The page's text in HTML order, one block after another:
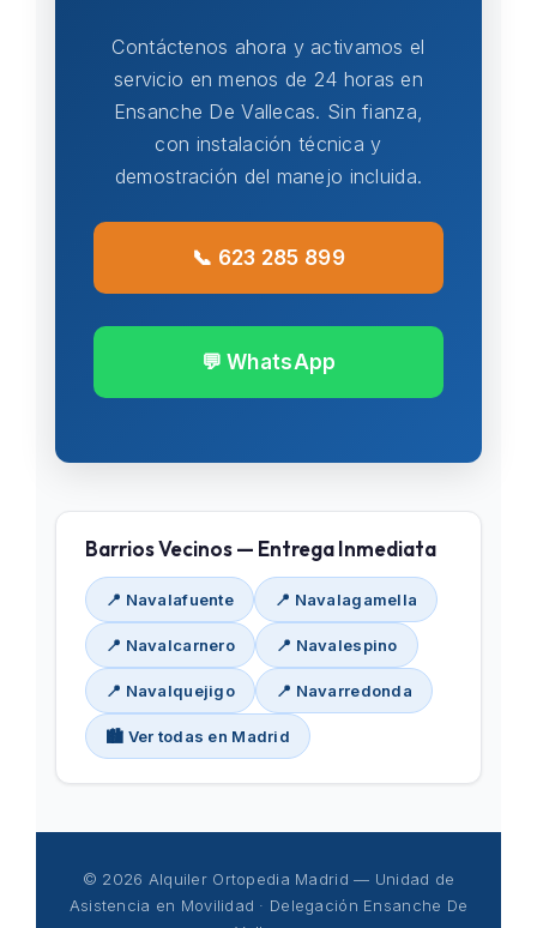
Contáctenos ahora y activamos el
servicio en menos de 24 horas en
Ensanche De Vallecas. Sin fianza,
con instalación técnica y
demostración del manejo incluida.
📞 623 285 899
💬 WhatsApp
Barrios Vecinos — Entrega Inmediata
📍 Navalafuente 📍 Navalagamella
📍 Navalcarnero 📍 Navalespino
📍 Navalquejigo 📍 Navarredonda
🏙️ Ver todas en Madrid
© 2026 Alquiler Ortopedia Madrid — Unidad de
Asistencia en Movilidad · Delegación Ensanche De